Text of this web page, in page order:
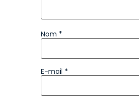
Nom *
E-mail *